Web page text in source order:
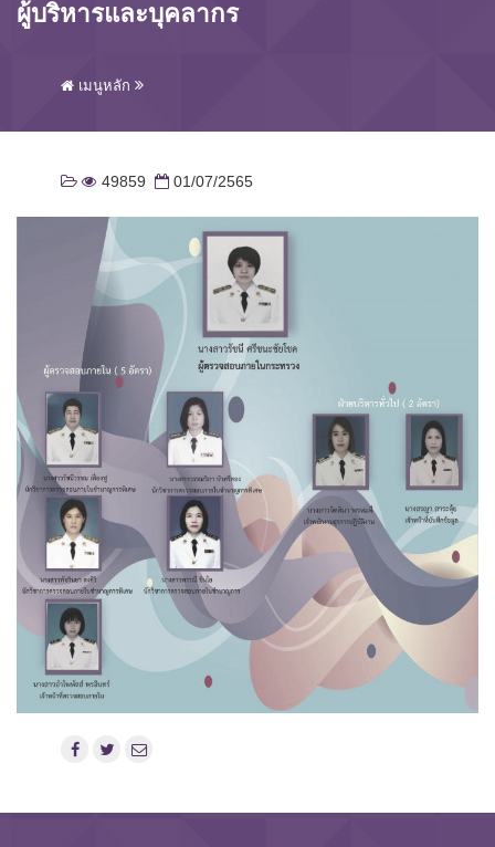
ผู้บริหารและบุคลากร
เมนูหลัก
49859 01/07/2565